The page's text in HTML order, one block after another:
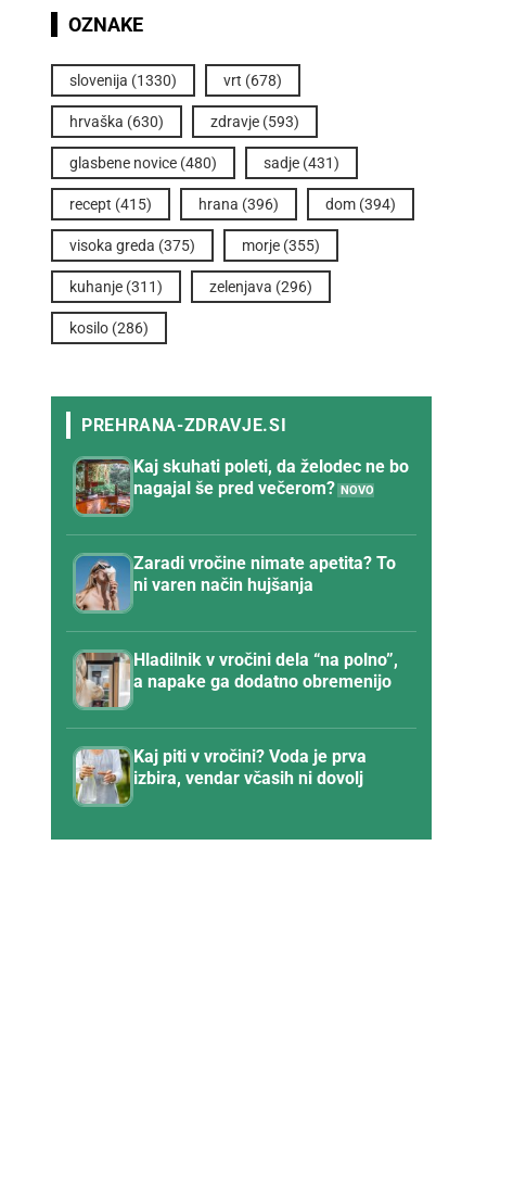
OZNAKE
slovenija (1330) vrt (678)
hrvaška (630) zdravje (593)
glasbene novice (480) sadje (431)
recept (415) hrana (396) dom (394)
visoka greda (375) morje (355)
kuhanje (311) zelenjava (296)
kosilo (286)
Kaj skuhati poleti, da želodec ne bo
nagajal še pred večerom?
Zaradi vročine nimate apetita? To
ni varen način hujšanja
Hladilnik v vročini dela “na polno”,
a napake ga dodatno obremenijo
Kaj piti v vročini? Voda je prva
izbira, vendar včasih ni dovolj